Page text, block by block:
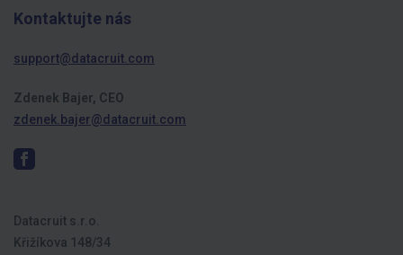
Kontaktujte nás
support@datacruit.com
Zdenek Bajer, CEO
zdenek.bajer@datacruit.com
Datacruit s.r.o.
Křižíkova 148/34